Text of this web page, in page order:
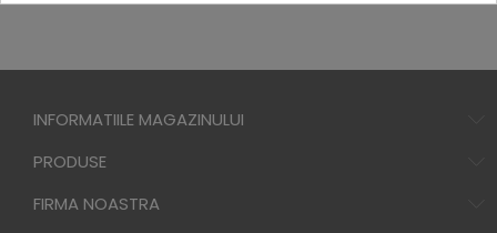
INFORMATIILE MAGAZINULUI
PRODUSE
FIRMA NOASTRA